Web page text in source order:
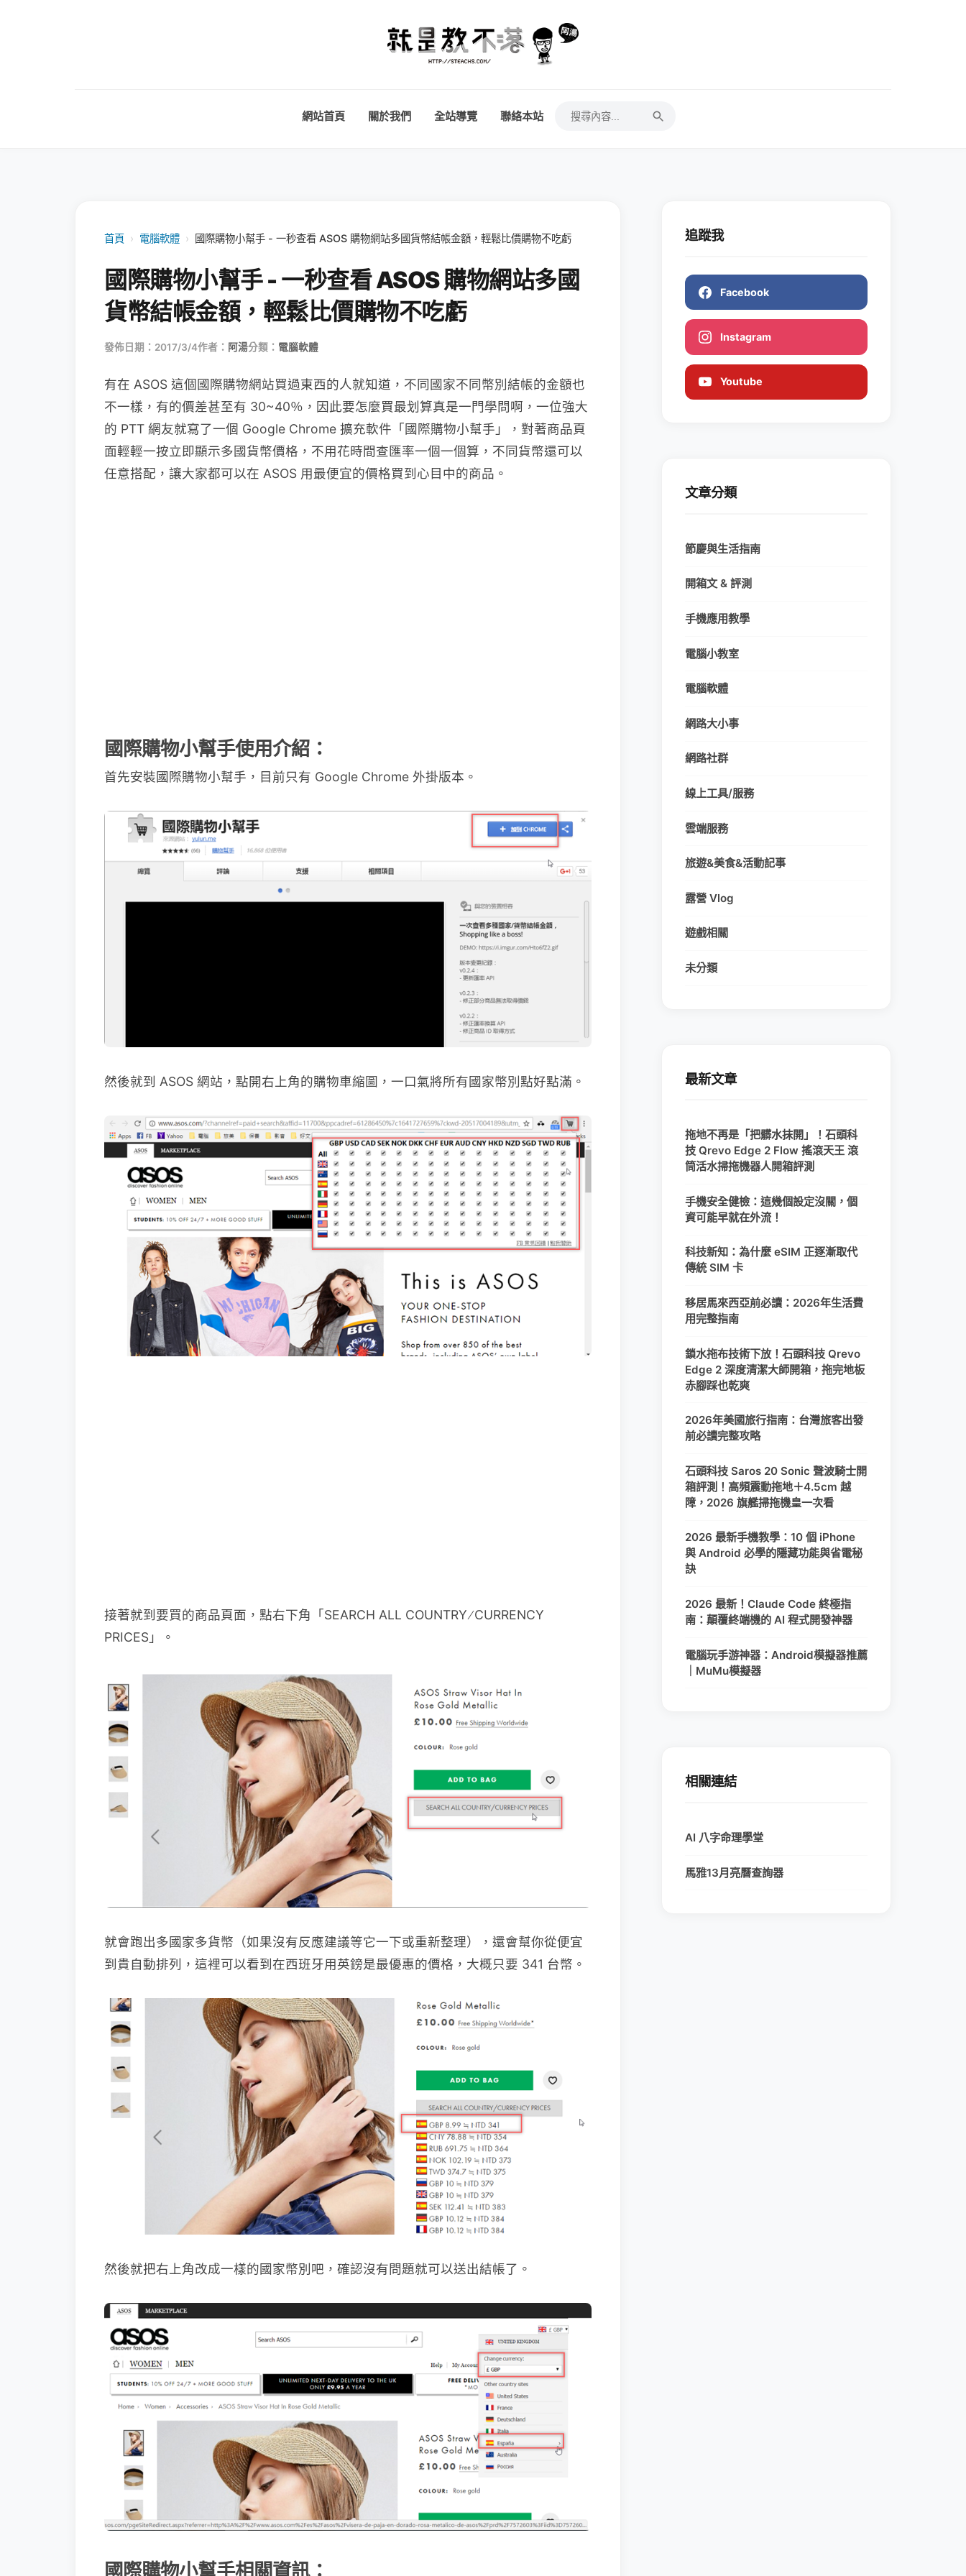
網站首頁 關於我們 全站導覽 聯絡本站
首頁 › 電腦軟體 › 國際購物小幫手 - 一秒查看 ASOS 購物網站多國貨幣結帳金額，輕鬆比價購物不吃虧
國際購物小幫手 - 一秒查看 ASOS 購物網站多國
貨幣結帳金額，輕鬆比價購物不吃虧
發佈日期：2017/3/4作者： 阿湯分類： 電腦軟體
有在 ASOS 這個國際購物網站買過東西的人就知道，不同國家不同幣別結帳的金額也
不一樣，有的價差甚至有 30~40％，因此要怎麼買最划算真是一門學問啊，一位強大
的 PTT 網友就寫了一個 Google Chrome 擴充軟件「國際購物小幫手」，對著商品頁
面輕輕一按立即顯示多國貨幣價格，不用花時間查匯率一個一個算，不同貨幣還可以
任意搭配，讓大家都可以在 ASOS 用最便宜的價格買到心目中的商品。
國際購物小幫手使用介紹：
首先安裝國際購物小幫手，目前只有 Google Chrome 外掛版本。
然後就到 ASOS 網站，點開右上角的購物車縮圖，一口氣將所有國家幣別點好點滿。
接著就到要買的商品頁面，點右下角「SEARCH ALL COUNTRY ∕ CURRENCY
PRICES」。
就會跑出多國家多貨幣（如果沒有反應建議等它一下或重新整理），還會幫你從便宜
到貴自動排列，這裡可以看到在西班牙用英鎊是最優惠的價格，大概只要 341 台幣。
然後就把右上角改成一樣的國家幣別吧，確認沒有問題就可以送出結帳了。
國際購物小幫手相關資訊：
追蹤我
Facebook
Instagram
Youtube
文章分類
節慶與生活指南
開箱文 & 評測
手機應用教學
電腦小教室
電腦軟體
網路大小事
網路社群
線上工具/服務
雲端服務
旅遊&美食&活動記事
露營 Vlog
遊戲相關
未分類
最新文章
拖地不再是「把髒水抹開」！石頭科
技 Qrevo Edge 2 Flow 搖滾天王 滾
筒活水掃拖機器人開箱評測
手機安全健檢：這幾個設定沒關，個
資可能早就在外流！
科技新知：為什麼 eSIM 正逐漸取代
傳統 SIM 卡
移居馬來西亞前必讀：2026年生活費
用完整指南
鎖水拖布技術下放！石頭科技 Qrevo
Edge 2 深度清潔大師開箱，拖完地板
赤腳踩也乾爽
2026年美國旅行指南：台灣旅客出發
前必讀完整攻略
石頭科技 Saros 20 Sonic 聲波騎士開
箱評測！高頻震動拖地＋4.5cm 越
障，2026 旗艦掃拖機皇一次看
2026 最新手機教學：10 個 iPhone
與 Android 必學的隱藏功能與省電秘
訣
2026 最新！Claude Code 終極指
南：顛覆終端機的 AI 程式開發神器
電腦玩手游神器：Android模擬器推薦
｜MuMu模擬器
相關連結
AI 八字命理學堂
馬雅13月亮曆查詢器